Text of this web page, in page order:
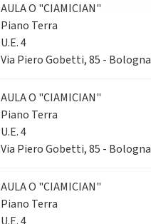
AULA O "CIAMICIAN"
Piano Terra
U.E. 4
Via Piero Gobetti, 85 - Bologna
AULA O "CIAMICIAN"
Piano Terra
U.E. 4
Via Piero Gobetti, 85 - Bologna
AULA O "CIAMICIAN"
Piano Terra